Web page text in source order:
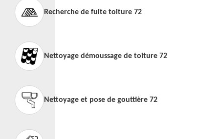
Recherche de fuite toiture 72
Nettoyage démoussage de toiture 72
Nettoyage et pose de gouttière 72